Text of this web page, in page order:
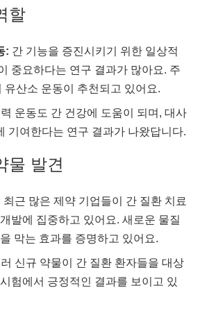
할
: 간 기능을 증진시키기 위한 일상적
중요하다는 연구 결과가 많아요. 주
유산소 운동이 추천되고 있어요.
운동도 간 건강에 도움이 되며, 대사
기여한다는 연구 결과가 나왔답니다.
물 발견
최근 많은 제약 기업들이 간 질환 치료
발에 집중하고 있어요. 새로운 물질
막는 효과를 증명하고 있어요.
신규 약물이 간 질환 환자들을 대상
험에서 긍정적인 결과를 보이고 있